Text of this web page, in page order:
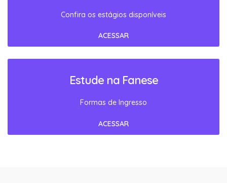
Confira os estágios disponíveis
ACESSAR
Estude na Fanese
Formas de Ingresso
ACESSAR